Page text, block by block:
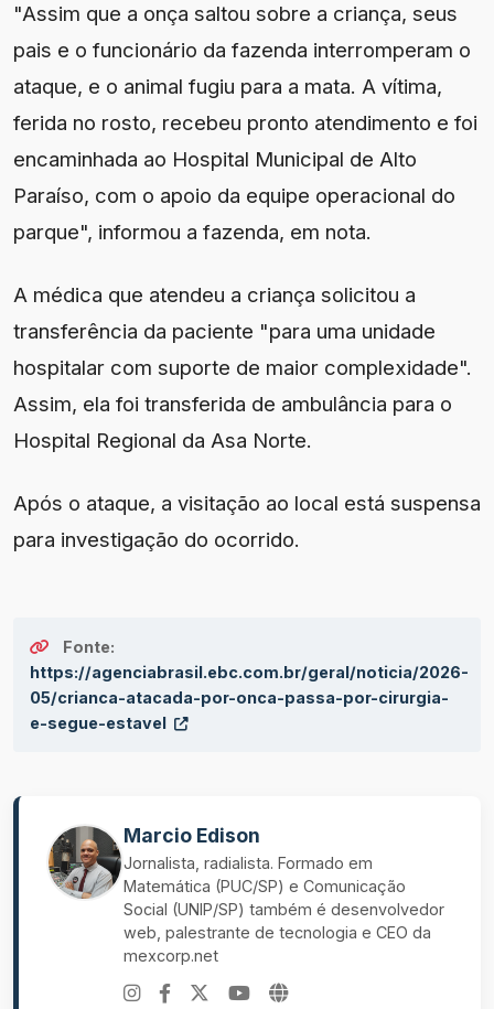
"Assim que a onça saltou sobre a criança, seus
pais e o funcionário da fazenda interromperam o
ataque, e o animal fugiu para a mata. A vítima,
ferida no rosto, recebeu pronto atendimento e foi
encaminhada ao Hospital Municipal de Alto
Paraíso, com o apoio da equipe operacional do
parque", informou a fazenda, em nota.
A médica que atendeu a criança solicitou a
transferência da paciente "para uma unidade
hospitalar com suporte de maior complexidade".
Assim, ela foi transferida de ambulância para o
Hospital Regional da Asa Norte.
Após o ataque, a visitação ao local está suspensa
para investigação do ocorrido.
Fonte:
https://agenciabrasil.ebc.com.br/geral/noticia/2026-
05/crianca-atacada-por-onca-passa-por-cirurgia-
e-segue-estavel
Marcio Edison
Jornalista, radialista. Formado em
Matemática (PUC/SP) e Comunicação
Social (UNIP/SP) também é desenvolvedor
web, palestrante de tecnologia e CEO da
mexcorp.net